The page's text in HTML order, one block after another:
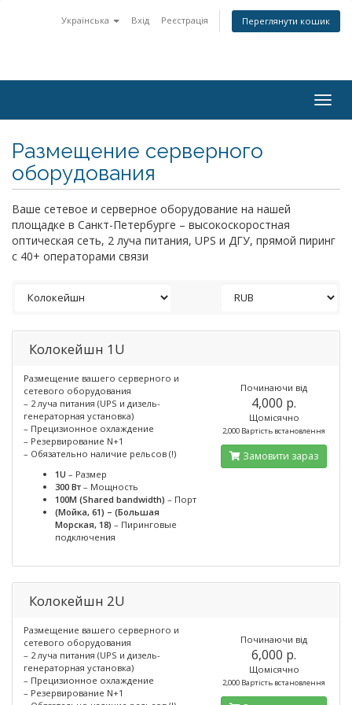
Українська Вхід Реєстрація Переглянути кошик
Размещение серверного
оборудования
Ваше сетевое и серверное оборудование на нашей
площадке в Санкт-Петербурге – высокоскоростная
оптическая сеть, 2 луча питания, UPS и ДГУ, прямой пиринг
с 40+ операторами связи
Колокейшн 1U
Размещение вашего серверного и
сетевого оборудования
– 2 луча питания (UPS и дизель-
генераторная установка)
– Прецизионное охлаждение
– Резервирование N+1
– Обязательно наличие рельсов (!)
1U – Размер
300 Вт – Мощность
100M (Shared bandwidth) – Порт
(Мойка, 61) – (Большая
Морская, 18) – Пиринговые
подключения
Починаючи від
4,000 p.
Щомісячно
2,000 Вартість встановлення
Замовити зараз
Колокейшн 2U
Размещение вашего серверного и
сетевого оборудования
– 2 луча питания (UPS и дизель-
генераторная установка)
– Прецизионное охлаждение
– Резервирование N+1
Починаючи від
6,000 p.
Щомісячно
2,000 Вартість встановлення